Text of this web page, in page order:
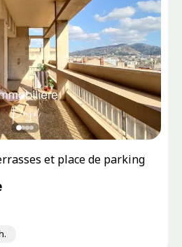
et place de parking